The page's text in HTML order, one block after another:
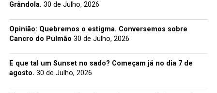
Grândola. 30 de Julho, 2026
Opinião: Quebremos o estigma. Conversemos sobre
Cancro do Pulmão 30 de Julho, 2026
E que tal um Sunset no sado? Começam já no dia 7 de
agosto. 30 de Julho, 2026